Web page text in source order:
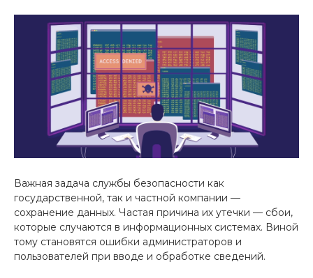
Важная задача службы безопасности как
государственной, так и частной компании —
сохранение данных. Частая причина их утечки — сбои,
которые случаются в информационных системах. Виной
тому становятся ошибки администраторов и
пользователей при вводе и обработке сведений.